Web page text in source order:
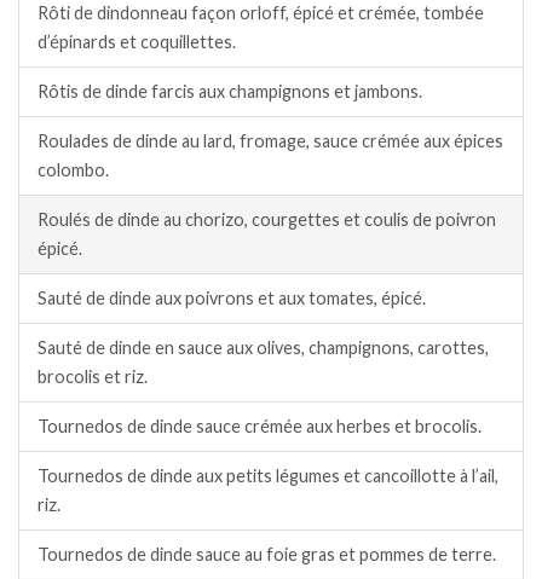
Rôti de dindonneau façon orloff, épicé et crémée, tombée
d’épinards et coquillettes.
Rôtis de dinde farcis aux champignons et jambons.
Roulades de dinde au lard, fromage, sauce crémée aux épices
colombo.
Roulés de dinde au chorizo, courgettes et coulis de poivron
épicé.
Sauté de dinde aux poivrons et aux tomates, épicé.
Sauté de dinde en sauce aux olives, champignons, carottes,
brocolis et riz.
Tournedos de dinde sauce crémée aux herbes et brocolis.
Tournedos de dinde aux petits légumes et cancoillotte à l’ail,
riz.
Tournedos de dinde sauce au foie gras et pommes de terre.